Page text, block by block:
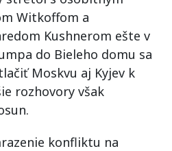
Witkoffom a
Kushnerom ešte v
do Bieleho domu sa
Moskvu aj Kyjev k
rozhovory však
konfliktu na